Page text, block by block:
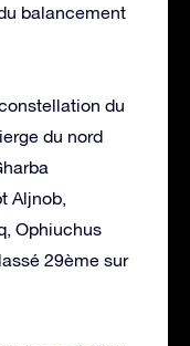
balancement
du
du nord
Aljnob,
Ophiuchus
29ème sur